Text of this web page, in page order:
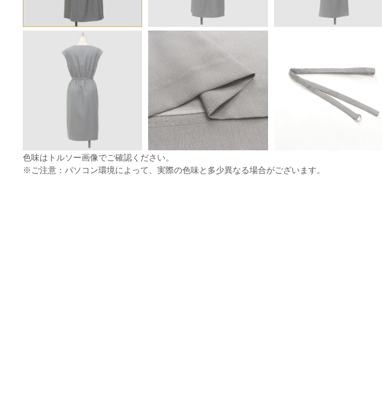
色味はトルソー画像でご確認ください。
※ご注意：パソコン環境によって、実際の色味と多少異なる場合がございます。